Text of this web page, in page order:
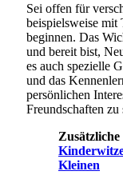
Sei offen für
beispielsweise mit
beginnen. Das
und bereit bist,
es auch spezielle
und das
persönlichen
Freundschaften zu
Zusätzliche
Kleinen